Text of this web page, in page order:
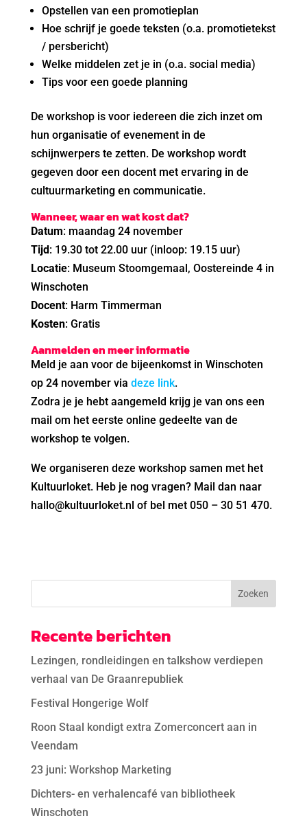
Opstellen van een promotieplan
Hoe schrijf je goede teksten (o.a. promotietekst
/ persbericht)
Welke middelen zet je in (o.a. social media)
Tips voor een goede planning
De workshop is voor iedereen die zich inzet om
hun organisatie of evenement in de
schijnwerpers te zetten. De workshop wordt
gegeven door een docent met ervaring in de
cultuurmarketing en communicatie.
Wanneer, waar en wat kost dat?
Datum: maandag 24 november
Tijd: 19.30 tot 22.00 uur (inloop: 19.15 uur)
Locatie: Museum Stoomgemaal, Oostereinde 4 in
Winschoten
Docent: Harm Timmerman
Kosten: Gratis
Aanmelden en meer informatie
Meld je aan voor de bijeenkomst in Winschoten
op 24 november via deze link.
Zodra je je hebt aangemeld krijg je van ons een
mail om het eerste online gedeelte van de
workshop te volgen.
We organiseren deze workshop samen met het
Kultuurloket. Heb je nog vragen? Mail dan naar
hallo@kultuurloket.nl of bel met 050 – 30 51 470.
Recente berichten
Lezingen, rondleidingen en talkshow verdiepen
verhaal van De Graanrepubliek
Festival Hongerige Wolf
Roon Staal kondigt extra Zomerconcert aan in
Veendam
23 juni: Workshop Marketing
Dichters- en verhalencafé van bibliotheek
Winschoten